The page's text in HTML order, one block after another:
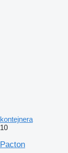
kontejnera
10
Pacton